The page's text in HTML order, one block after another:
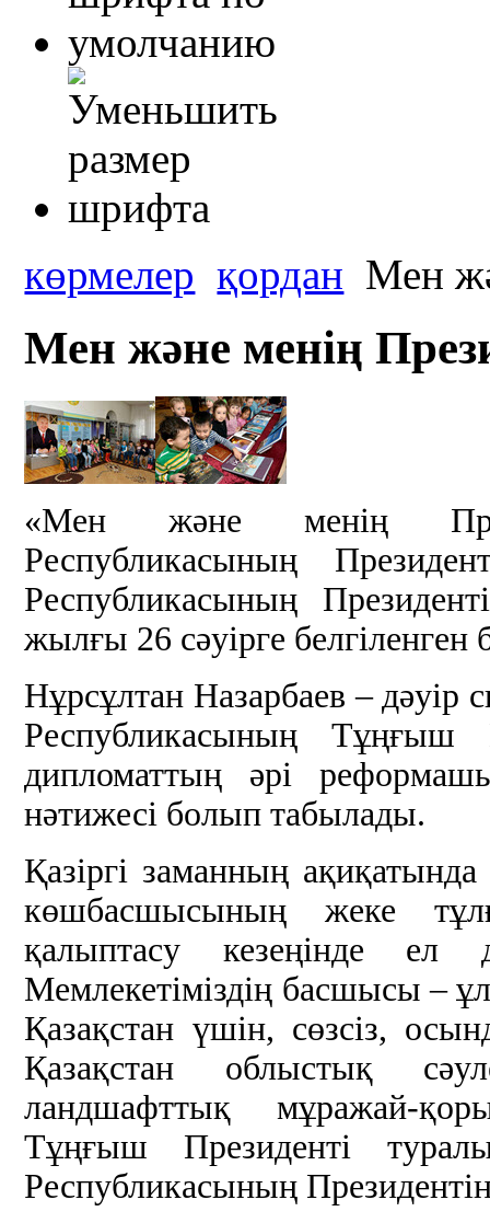
көрмелер қордан Мен
Мен және менің
«Мен және менің
Республикасының
Республикасының
жылғы 26 сәуірге белгіленген
Нұрсұлтан Назарбаев – дәуір
Республикасының Тұңғыш
дипломаттың әрі
нәтижесі болып табылады.
Қазіргі заманның
көшбасшысының жеке
қалыптасу кезеңінде ел
Мемлекетіміздің басшысы –
Қазақстан үшін, сөзсіз,
Қазақстан облыстық
ландшафттық мұражай-
Тұңғыш Президенті
Республикасының